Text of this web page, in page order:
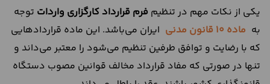
یکی از نکات مهم در تنظیم فرم قرارداد کارگزاری واردات توجه
به ماده 10 قانون مدنی
ایران می‌باشد. این ماده قراردادهایی
که با رضایت و توافق طرفین تنظیم می‌شود را معتبر می‌داند و
تنها در صورتی که مفاد قرارداد مخالف قوانین مصوب دستگاه